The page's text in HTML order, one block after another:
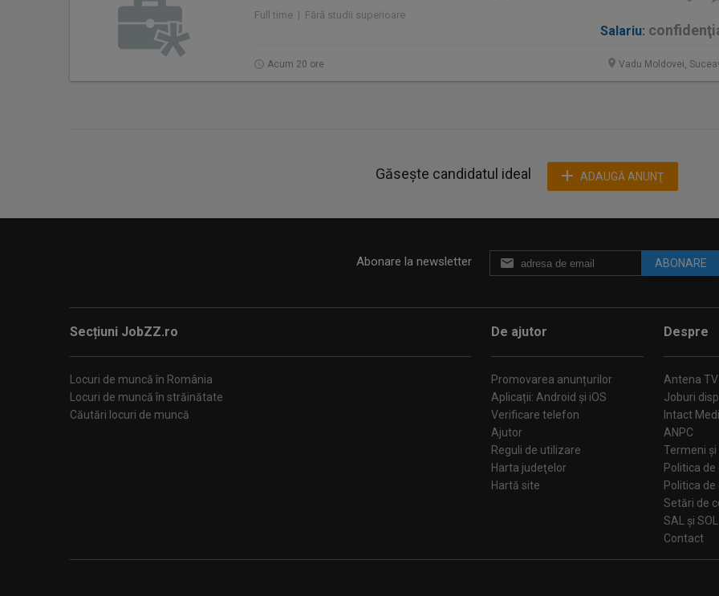
Full time | Fără studii superioare
Salariu:
Acum 20 ore Vadu Moldovei,
Găsește candidatul ideal ADAUGĂ ANUNŢ
Abonare la newsletter ABONARE
Secțiuni JobZZ.ro
Locuri de muncă în România
Locuri de muncă în străinătate
Căutări locuri de muncă
De ajutor
Promovarea anunțurilor
Aplicații: Android și iOS
Verificare telefon
Ajutor
Reguli de utilizare
Harta judeţelor
Hartă site
Despre
Antena TV
Joburi
Intact
ANPC
Termeni și
Politica de
Politica
SAL și SOL
Contact